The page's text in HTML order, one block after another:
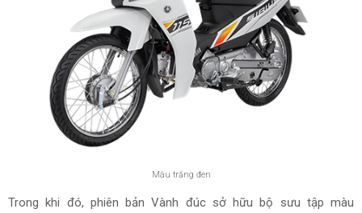
Màu trắng đen
Trong khi đó, phiên bản Vành đúc sở hữu bộ sưu tập màu